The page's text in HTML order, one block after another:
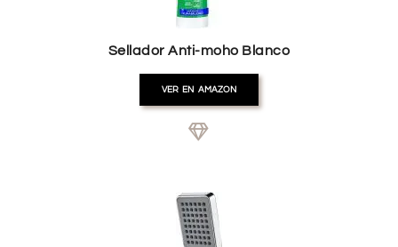
Sellador Anti-moho Blanco
VER EN AMAZON